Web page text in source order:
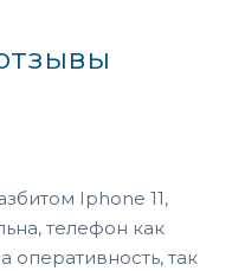
Iphone 11,
телефон как
оперативность, так